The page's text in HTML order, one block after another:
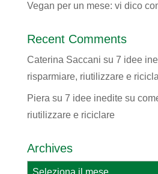
Vegan per un mese: vi dico
Recent Comments
Caterina Saccani su 7 idee
risparmiare, riutilizzare e
Piera su 7 idee inedite su
riutilizzare e riciclare
Archives
Archives